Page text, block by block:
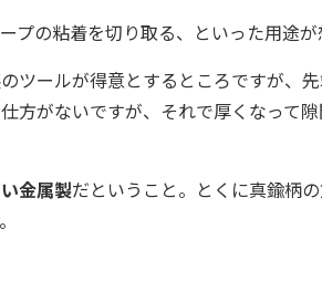
プの粘着を切り取る、といった用途
ツールが得意とするところですが、
方がないですが、それで厚くなって
金属製だということ。とくに真鍮柄